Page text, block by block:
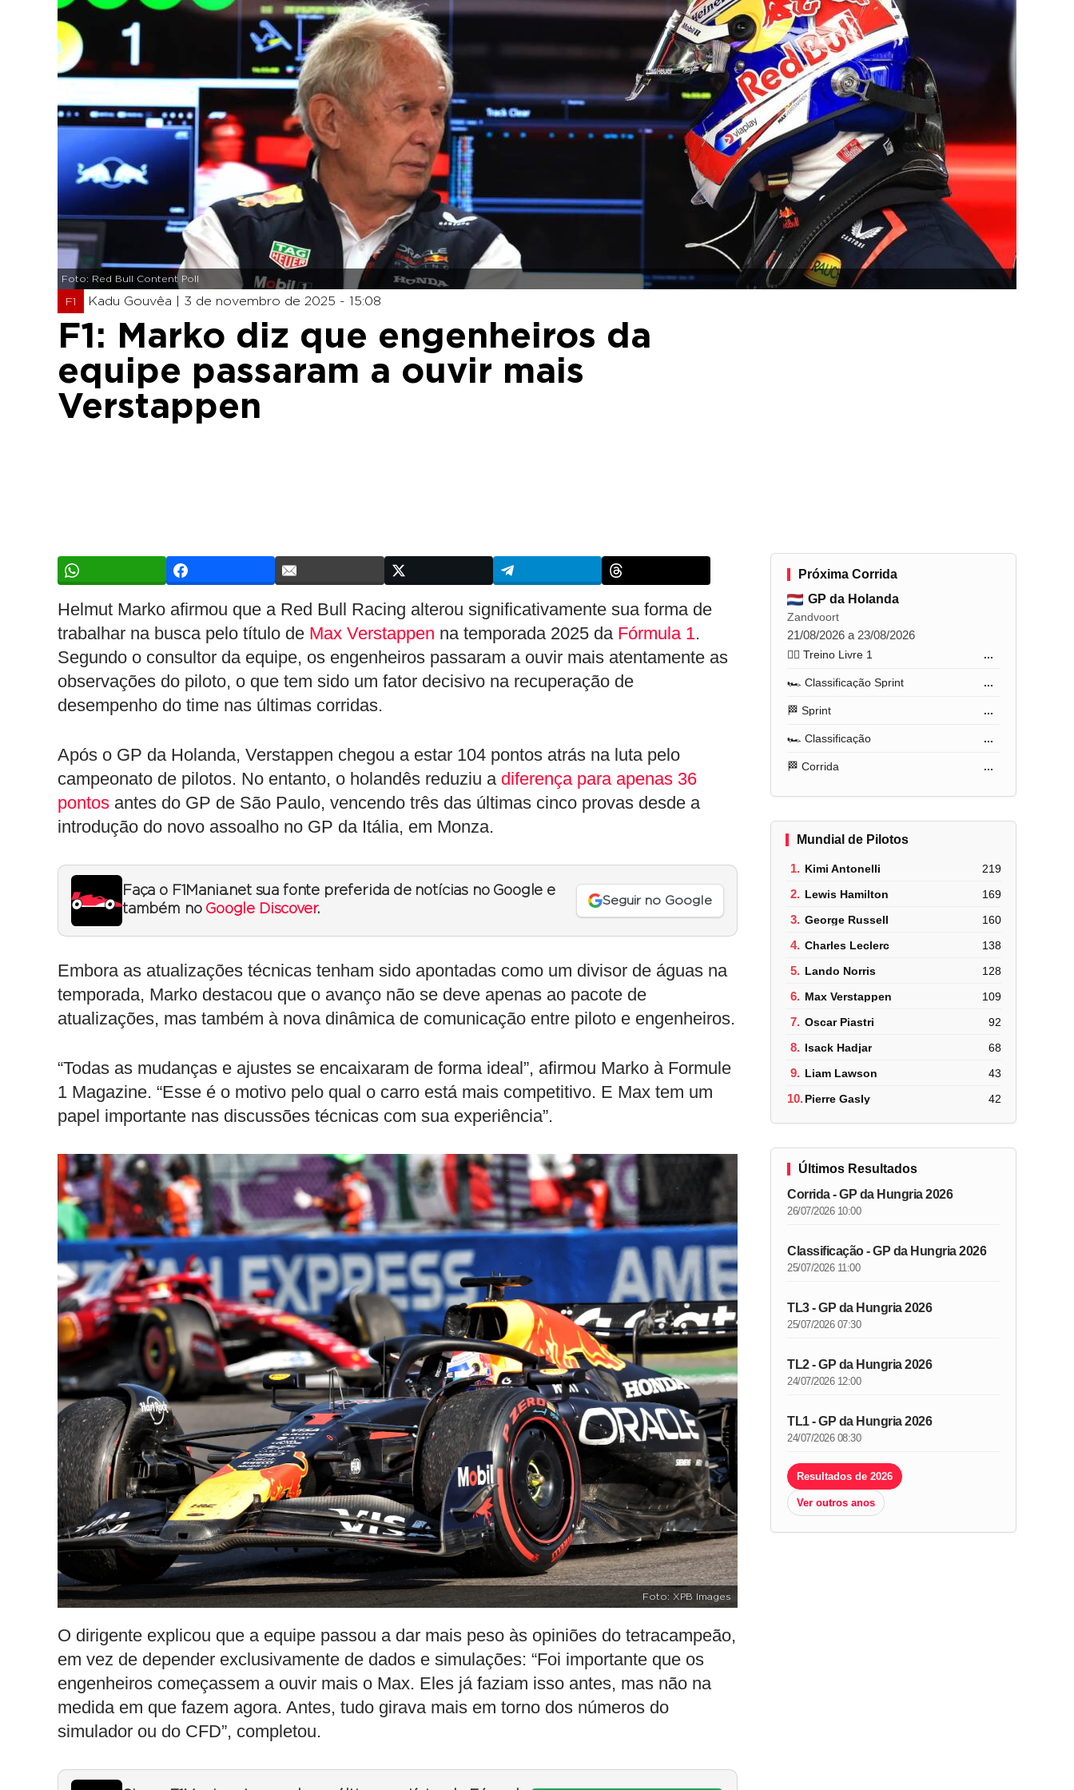
Foto: Red Bull Content Poll
F1 Kadu Gouvêa | 3 de novembro de 2025 - 15:08
F1: Marko diz que engenheiros da
equipe passaram a ouvir mais
Verstappen
Helmut Marko afirmou que a Red Bull Racing alterou significativamente sua forma de
trabalhar na busca pelo título de Max Verstappen na temporada 2025 da Fórmula 1.
Segundo o consultor da equipe, os engenheiros passaram a ouvir mais atentamente as
observações do piloto, o que tem sido um fator decisivo na recuperação de
desempenho do time nas últimas corridas.
Após o GP da Holanda, Verstappen chegou a estar 104 pontos atrás na luta pelo
campeonato de pilotos. No entanto, o holandês reduziu a diferença para apenas 36
pontos antes do GP de São Paulo, vencendo três das últimas cinco provas desde a
introdução do novo assoalho no GP da Itália, em Monza.
Faça o F1Mania.net sua fonte preferida de notícias no Google e
também no Google Discover.
Seguir no Google
Embora as atualizações técnicas tenham sido apontadas como um divisor de águas na
temporada, Marko destacou que o avanço não se deve apenas ao pacote de
atualizações, mas também à nova dinâmica de comunicação entre piloto e engenheiros.
“Todas as mudanças e ajustes se encaixaram de forma ideal”, afirmou Marko à Formule
1 Magazine. “Esse é o motivo pelo qual o carro está mais competitivo. E Max tem um
papel importante nas discussões técnicas com sua experiência”.
Foto: XPB Images
O dirigente explicou que a equipe passou a dar mais peso às opiniões do tetracampeão,
em vez de depender exclusivamente de dados e simulações: “Foi importante que os
engenheiros começassem a ouvir mais o Max. Eles já faziam isso antes, mas não na
medida em que fazem agora. Antes, tudo girava mais em torno dos números do
simulador ou do CFD”, completou.
Próxima Corrida
GP da Holanda
Zandvoort
21/08/2026 a 23/08/2026
🏋️‍♂️ Treino Livre 1 ...
🏎️ Classificação Sprint ...
🏁 Sprint ...
🏎️ Classificação ...
🏁 Corrida ...
Mundial de Pilotos
1. Kimi Antonelli 219
2. Lewis Hamilton 169
3. George Russell 160
4. Charles Leclerc 138
5. Lando Norris 128
6. Max Verstappen 109
7. Oscar Piastri 92
8. Isack Hadjar 68
9. Liam Lawson 43
10.Pierre Gasly 42
Últimos Resultados
Corrida - GP da Hungria 2026
26/07/2026 10:00
Classificação - GP da Hungria 2026
25/07/2026 11:00
TL3 - GP da Hungria 2026
25/07/2026 07:30
TL2 - GP da Hungria 2026
24/07/2026 12:00
TL1 - GP da Hungria 2026
24/07/2026 08:30
Resultados de 2026
Ver outros anos